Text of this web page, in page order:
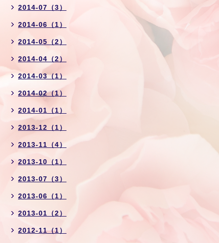
2014-07（3）
2014-06（1）
2014-05（2）
2014-04（2）
2014-03（1）
2014-02（1）
2014-01（1）
2013-12（1）
2013-11（4）
2013-10（1）
2013-07（3）
2013-06（1）
2013-01（2）
2012-11（1）